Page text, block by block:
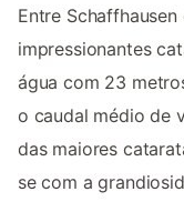
Entre
impressionantes
água com 23
o caudal médio de
das maiores
se com a